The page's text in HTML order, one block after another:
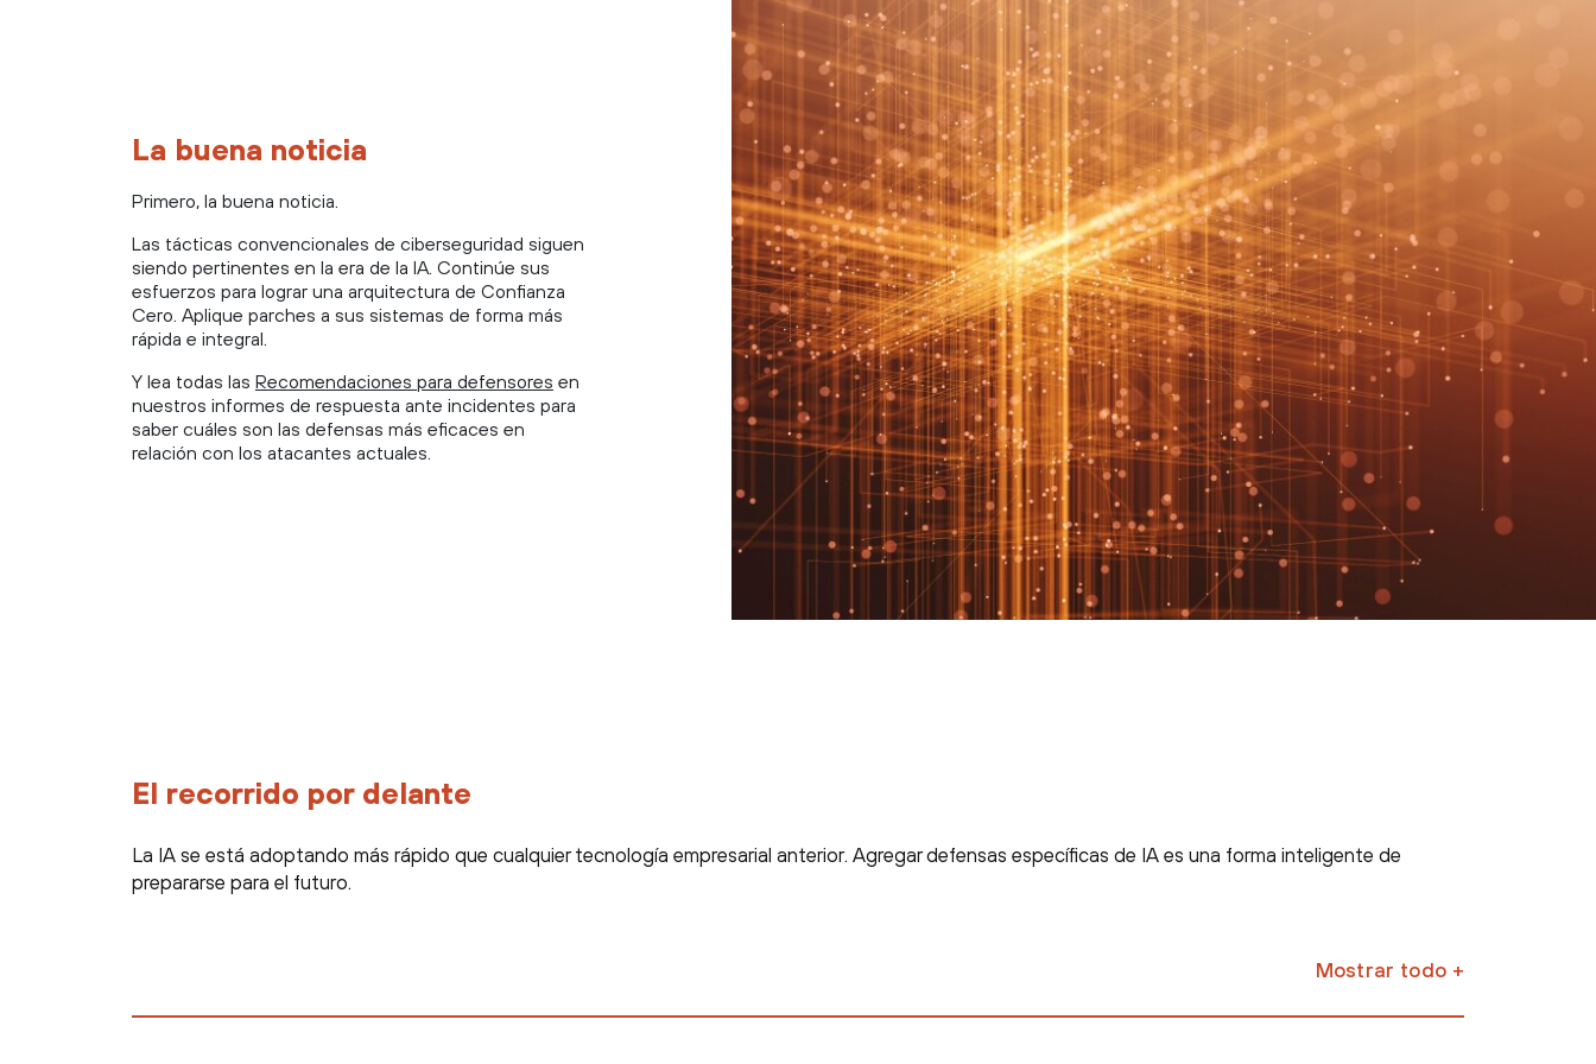
La buena noticia
Primero, la buena noticia.
Las tácticas convencionales de ciberseguridad siguen
siendo pertinentes en la era de la IA. Continúe sus
esfuerzos para lograr una arquitectura de Confianza
Cero. Aplique parches a sus sistemas de forma más
rápida e integral.
Y lea todas las Recomendaciones para defensores en
nuestros informes de respuesta ante incidentes para
saber cuáles son las defensas más eficaces en
relación con los atacantes actuales.
El recorrido por delante
La IA se está adoptando más rápido que cualquier tecnología empresarial anterior. Agregar defensas específicas de IA es una forma inteligente de
prepararse para el futuro.
Mostrar todo +